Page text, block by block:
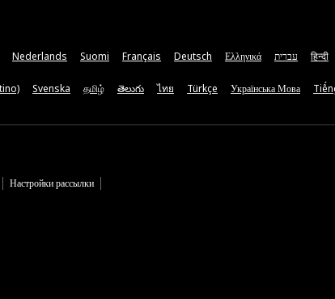
Nederlands Suomi Français Deutsch Ελληνικά עברית हिन्दी
Svenska தமிழ் తెలుగు ไทย Türkçe Українська Мова
Настройки рассылки